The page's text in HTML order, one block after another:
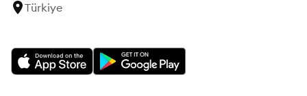
Türkiye